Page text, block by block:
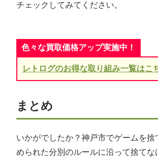
チェックしてみてください。
色々な買取価格アップ実施中！
レトログのお得な取り組み一覧はこ
まとめ
いかがでしたか？神戸市でゲームを捨
められた分別のルールに沿って捨てな